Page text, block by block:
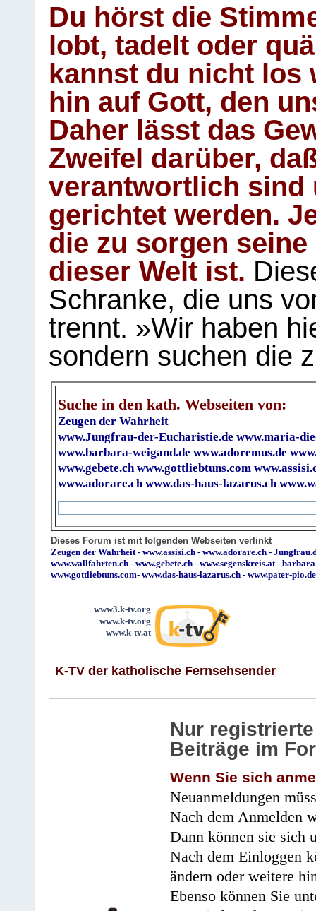
Du hörst die
lobt, tadelt oder
kannst du nicht los
hin auf Gott, den
Daher lässt das
Zweifel darüber,
verantwortlich sind
gerichtet werden.
die zu sorgen
dieser Welt ist.
Schranke, die uns
trennt. »Wir haben
sondern suchen die
Suche in den kath. Webseiten von:
Zeugen der Wahrheit
www.Jungfrau-der-Eucharistie.de www.maria-
www.barbara-weigand.de www.adoremus.de
www.gebete.ch www.gottliebtuns.com
www.adorare.ch www.das-haus-lazarus.ch
Dieses Forum ist mit folgenden Webseiten verlinkt
Zeugen der Wahrheit - www.assisi.ch - www.adorare.ch -
www.wallfahrten.ch - www.gebete.ch - www.segenskreis.at -
www.gottliebtuns.com- www.das-haus-lazarus.ch - www.pater-pio.de
www3.k-tv.org
www.k-tv.org
www.k-tv.at
K-TV der katholische Fernsehsender
Nur
Beiträge im
Wenn Sie sich
Neuanmeldungen
Nach dem Anmelden
Dann können sie sich
Nach dem Einloggen
ändern oder weitere
Ebenso können Sie